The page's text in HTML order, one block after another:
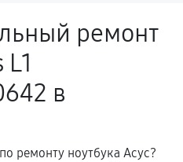
детали при
в течение
заявленным
ремонт
в
ремонту ноутбука Асус?